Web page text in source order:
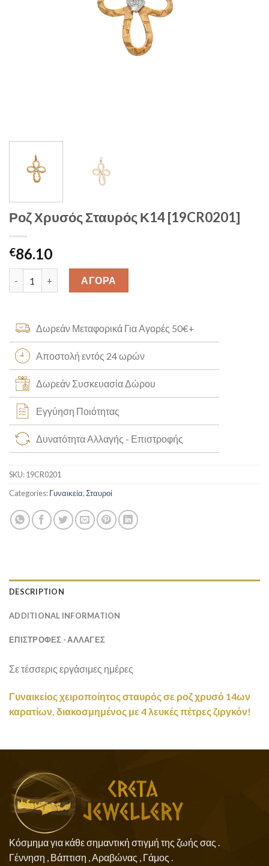
Ροζ Χρυσός Σταυρός Κ14 [19CR0201]
€86.10
Ροζ Χρυσός Σταυρός Κ14 [19CR0201] quantity
ΑΓΟΡΑ
Δωρεάν Μεταφορικά Για Αγορές 50€+
Αποστολή εντός 24 ωρών
Δωρεάν Συσκευασία Δώρου
Εγγύηση Ποιότητας
Δυνατότητα Αλλαγής - Επιστροφής
SKU:19CR0201
Categories:Γυναικεία,Σταυροί
DESCRIPTION
ADDITIONAL INFORMATION
ΕΠΙΣΤΡΟΦΕΣ - ΑΛΛΑΓΕΣ
Σε τέσσερις εργάσιμες ημέρες
Γυναικείος χειροποίητος σταυρός σε ροζ χρυσό 14ων
καρατίων, διακοσμημένος με 4 λευκές πέτρες ζιργκόν!
Κόσμημα για κάθε σημαντική στιγμή της ζωής σας .
Γέννηση , Βάπτιση , Αραβώνας , Γάμος .